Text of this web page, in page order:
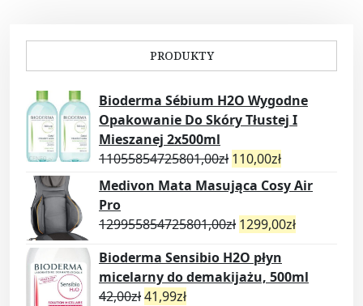
PRODUKTY
Bioderma Sébium H2O Wygodne
Opakowanie Do Skóry Tłustej I
Mieszanej 2x500ml
11055854725801,00zł 110,00zł
Medivon Mata Masująca Cosy Air
Pro
129955854725801,00zł 1299,00zł
Bioderma Sensibio H2O płyn
micelarny do demakijażu, 500ml
42,00zł41,99zł